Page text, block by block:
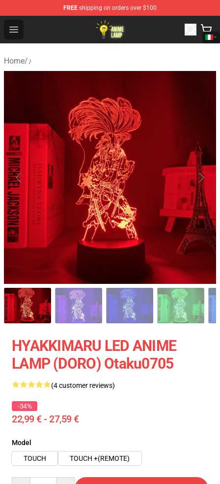
FREE shipping on orders over $100
Open menu
Anime Lamp Shop - The Best Store of Anime Lamp
Home/♪
HYAKKIMARU LED ANIME
LAMP (DORO) Otaku0705
(4 customer reviews)
-34%
22,99 € - 27,59 €
Model
TOUCH
TOUCH +(REMOTE)